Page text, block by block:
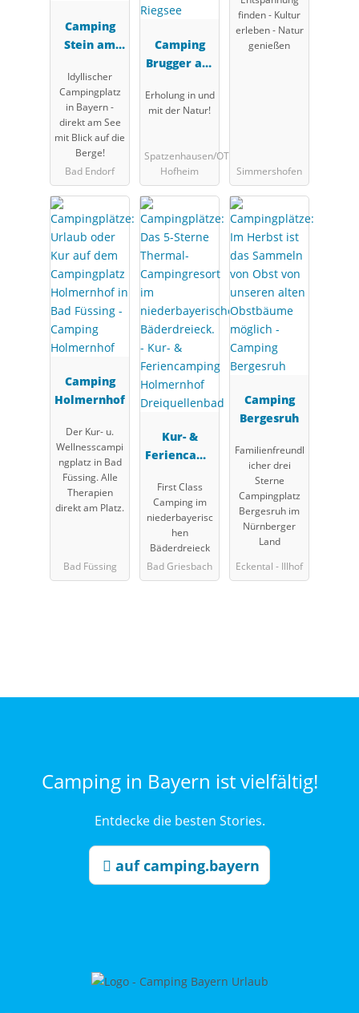
Camping
Stein am
Idyllischer
Campingplatz
in Bayern -
direkt am See
mit Blick auf die
Berge!
Bad Endorf
Camping
Brugger am
Erholung in und
mit der Natur!
Spatzenhausen/OT
Hofheim
finden - Kultur
erleben - Natur
genießen
Simmershofen
Camping
Holmernhof
Der Kur- u.
Wellnesscampi
ngplatz in Bad
Füssing. Alle
Therapien
direkt am Platz.
Bad Füssing
Kur- &
Feriencamp
Holmernhof
Dreiquellen
bad
First Class
Camping im
niederbayerisc
hen
Bäderdreieck
Bad Griesbach
Camping
Bergesruh
Familienfreundl
icher drei
Sterne
Campingplatz
Bergesruh im
Nürnberger
Land
Eckental - Illhof
Camping in Bayern ist vielfältig!
Entdecke die besten Stories.
auf camping.bayern